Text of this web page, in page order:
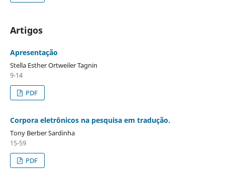
Artigos
Apresentação
Stella Esther Ortweiler Tagnin
9-14
PDF
Corpora eletrônicos na pesquisa em tradução.
Tony Berber Sardinha
15-59
PDF